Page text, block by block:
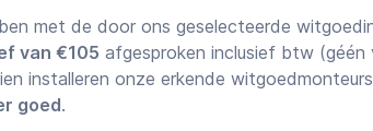
met de door ons geselecteerde
van €105 afgesproken inclusief btw (géén
installeren onze erkende
goed.